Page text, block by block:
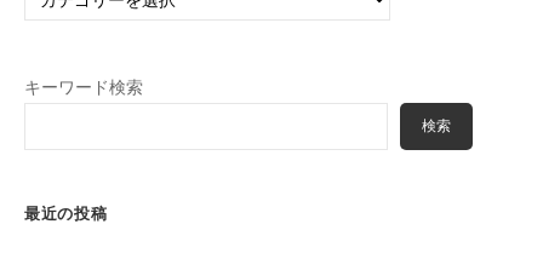
す
キーワード検索
検索
最近の投稿